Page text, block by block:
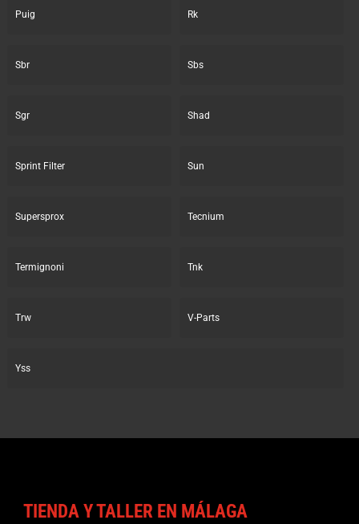
Puig Rk
Sbr Sbs
Sgr Shad
Sprint Filter Sun
Supersprox Tecnium
Termignoni Tnk
Trw V-Parts
Yss
TIENDA Y TALLER EN MÁLAGA